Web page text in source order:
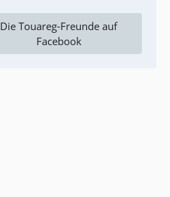
Die Touareg-Freunde auf
Facebook